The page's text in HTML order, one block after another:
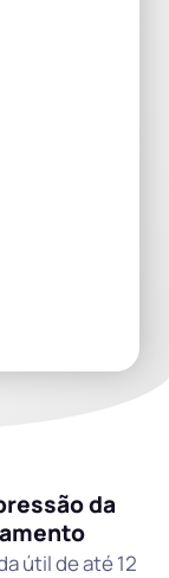
da
útil de até 12